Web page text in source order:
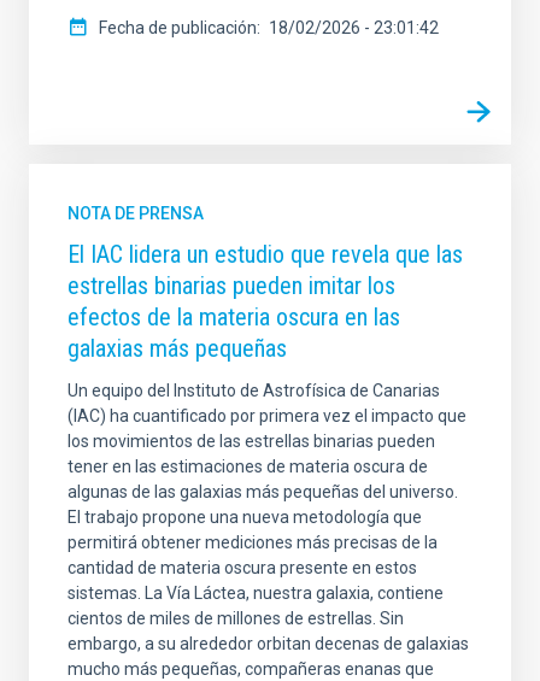
Fecha de publicación 18/02/2026 - 23:01:42
NOTA DE PRENSA
El IAC lidera un estudio que revela que las
estrellas binarias pueden imitar los
efectos de la materia oscura en las
galaxias más pequeñas
Un equipo del Instituto de Astrofísica de Canarias
(IAC) ha cuantificado por primera vez el impacto que
los movimientos de las estrellas binarias pueden
tener en las estimaciones de materia oscura de
algunas de las galaxias más pequeñas del universo.
El trabajo propone una nueva metodología que
permitirá obtener mediciones más precisas de la
cantidad de materia oscura presente en estos
sistemas. La Vía Láctea, nuestra galaxia, contiene
cientos de miles de millones de estrellas. Sin
embargo, a su alrededor orbitan decenas de galaxias
mucho más pequeñas, compañeras enanas que